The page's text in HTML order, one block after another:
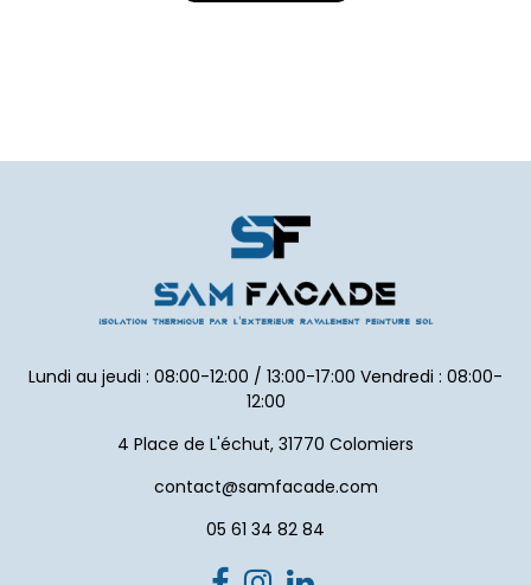
Lundi au jeudi : 08:00-12:00 / 13:00-17:00 Vendredi : 08:00-
12:00
4 Place de L'échut, 31770 Colomiers
contact@samfacade.com
05 61 34 82 84